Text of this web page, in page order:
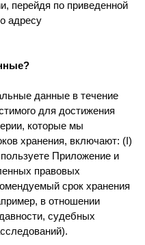
перейдя по приведенной
адресу
данные в течение
для достижения
которые мы
хранения, включают: (I)
Приложение и
правовых
срок хранения
в отношении
судебных